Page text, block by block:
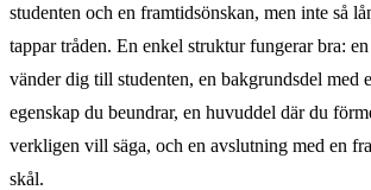
studenten och en framtidsönskan, men inte så
tappar tråden. En enkel struktur fungerar bra:
vänder dig till studenten, en bakgrundsdel med
egenskap du beundrar, en huvuddel där du
verkligen vill säga, och en avslutning med en
skål.